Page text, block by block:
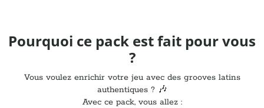
Pourquoi ce pack est fait pour vous
?
Vous voulez enrichir votre jeu avec des grooves latins
authentiques ? 🎶
Avec ce pack, vous allez :